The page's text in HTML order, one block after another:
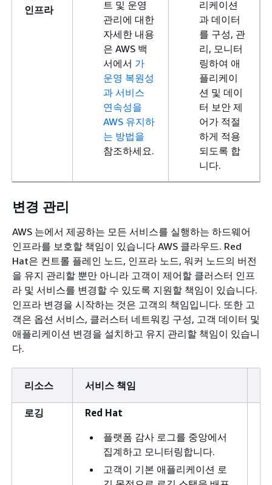
인프라
트 및 운영
관리에 대한
자세한 내용
은 AWS 백
서에서 가
운영 복원성
과 서비스
연속성을
AWS 유지하
는 방법을
참조하세요.
리케이션
과 데이터
를 구성, 관
리, 모니터
링하여 애
플리케이
션 및 데이
터 보안 제
어가 적절
하게 적용
되도록 합
니다.
변경 관리
AWS 는에서 제공하는 모든 서비스를 실행하는 하드웨어
인프라를 보호할 책임이 있습니다 AWS 클라우드. Red
Hat은 컨트롤 플레인 노드, 인프라 노드, 워커 노드의 버전
을 유지 관리할 뿐만 아니라 고객이 제어할 클러스터 인프
라 및 서비스를 변경할 수 있도록 지원할 책임이 있습니다.
인프라 변경을 시작하는 것은 고객의 책임입니다. 또한 고
객은 옵션 서비스, 클러스터 네트워킹 구성, 고객 데이터 및
애플리케이션 변경을 설치하고 유지 관리할 책임이 있습니
다.
리소스 서비스 책임
로깅
Red Hat
플랫폼 감사 로그를 중앙에서
집계하고 모니터링합니다.
고객이 기본 애플리케이션 로